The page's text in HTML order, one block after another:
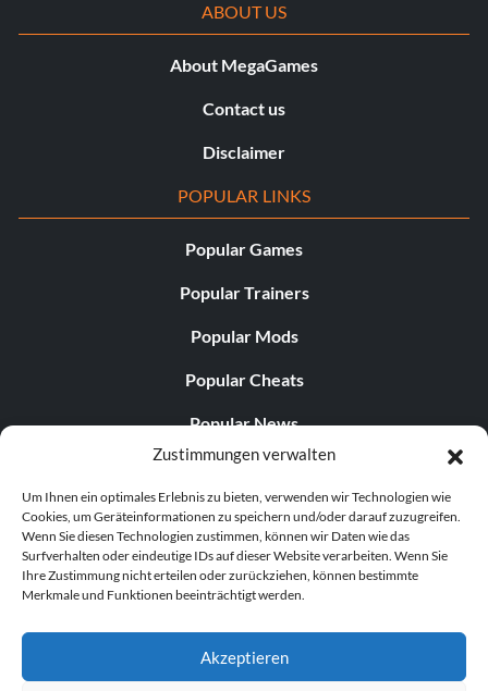
Zustimmungen verwalten
Um Ihnen ein optimales Erlebnis zu bieten, verwenden wir Technologien wie
Cookies, um Geräteinformationen zu speichern und/oder darauf zuzugreifen.
Wenn Sie diesen Technologien zustimmen, können wir Daten wie das
Surfverhalten oder eindeutige IDs auf dieser Website verarbeiten. Wenn Sie
Ihre Zustimmung nicht erteilen oder zurückziehen, können bestimmte
Merkmale und Funktionen beeinträchtigt werden.
Akzeptieren
ABOUT US
About MegaGames
Contact us
Disclaimer
POPULAR LINKS
Popular Games
Popular Trainers
Popular Mods
Popular Cheats
Popular News
Popular Editorials
Popular Free Games
LATEST UPDATES